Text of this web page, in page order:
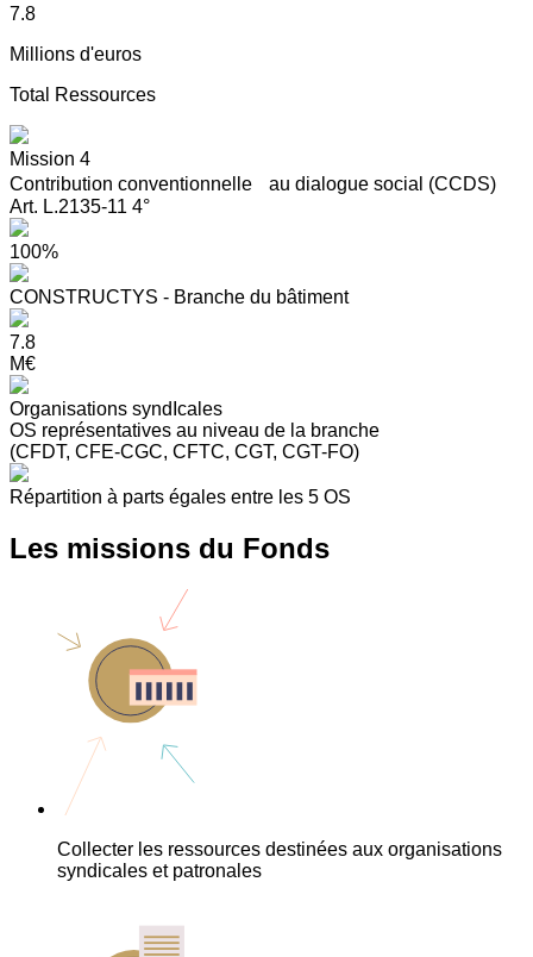
7.8
Millions d'euros
Total Ressources
Mission 4
Contribution conventionnelle au dialogue social (CCDS)
Art. L.2135-11 4°
100%
CONSTRUCTYS - Branche du bâtiment
7.8
M€
Organisations syndIcales
OS représentatives au niveau de la branche
(CFDT, CFE-CGC, CFTC, CGT, CGT-FO)
Répartition à parts égales entre les 5 OS
Les missions du Fonds
Collecter les ressources destinées aux organisations
syndicales et patronales